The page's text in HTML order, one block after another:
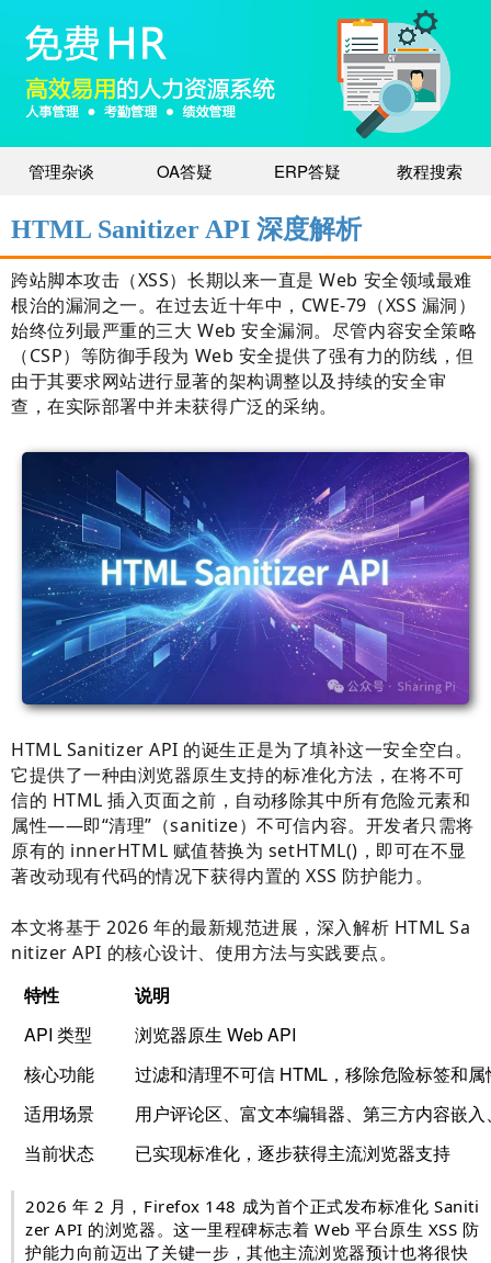
管理杂谈 OA答疑 ERP答疑 教程搜索
HTML Sanitizer API 深度解析
跨站脚本攻击（XSS）长期以来一直是 Web 安全领域最难
根治的漏洞之一。在过去近十年中，CWE-79（XSS 漏洞）
始终位列最严重的三大 Web 安全漏洞。尽管内容安全策略
（CSP）等防御手段为 Web 安全提供了强有力的防线，但
由于其要求网站进行显著的架构调整以及持续的安全审
查，在实际部署中并未获得广泛的采纳。
HTML Sanitizer API 的诞生正是为了填补这一安全空白。
它提供了一种由浏览器原生支持的标准化方法，在将不可
信的 HTML 插入页面之前，自动移除其中所有危险元素和
属性——即“清理”（sanitize）不可信内容。开发者只需将
原有的 innerHTML 赋值替换为 setHTML()，即可在不显
著改动现有代码的情况下获得内置的 XSS 防护能力。
本文将基于 2026 年的最新规范进展，深入解析 HTML Sa
nitizer API 的核心设计、使用方法与实践要点。
特性
说明
API 类型
浏览器原生 Web API
核心功能
过滤和清理不可信 HTML，移除危险标签和
适用场景
用户评论区、富文本编辑器、第三方内容嵌
当前状态
已实现标准化，逐步获得主流浏览器支持
2026 年 2 月，Firefox 148 成为首个正式发布标准化 Saniti
zer API 的浏览器。这一里程碑标志着 Web 平台原生 XSS 防
护能力向前迈出了关键一步，其他主流浏览器预计也将很快